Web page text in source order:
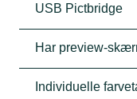
USB Pictbridge
Har preview-
Individuelle